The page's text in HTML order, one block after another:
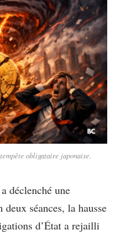
obligataire japonaise.
déclenché une
deux séances, la hausse
d’État a rejailli